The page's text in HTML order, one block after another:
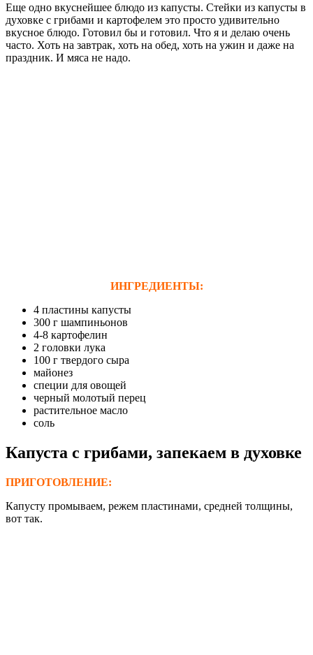
Еще одно вкуснейшее блюдо из капусты. Стейки из капусты в
духовке с грибами и картофелем это просто удивительно
вкусное блюдо. Готовил бы и готовил. Что я и делаю очень
часто. Хоть на завтрак, хоть на обед, хоть на ужин и даже на
праздник. И мяса не надо.
ИНГРЕДИЕНТЫ:
4 пластины капусты
300 г шампиньонов
4-8 картофелин
2 головки лука
100 г твердого сыра
майонез
специи для овощей
черный молотый перец
растительное масло
соль
Капуста с грибами, запекаем в духовке
ПРИГОТОВЛЕНИЕ:
Капусту промываем, режем пластинами, средней толщины,
вот так.